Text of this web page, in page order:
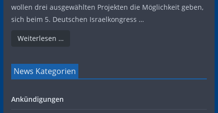
wollen drei ausgewählten Projekten die Möglichkeit geben,
sich beim 5. Deutschen Israelkongress …
Weiterlesen …
News Kategorien
Ankündigungen